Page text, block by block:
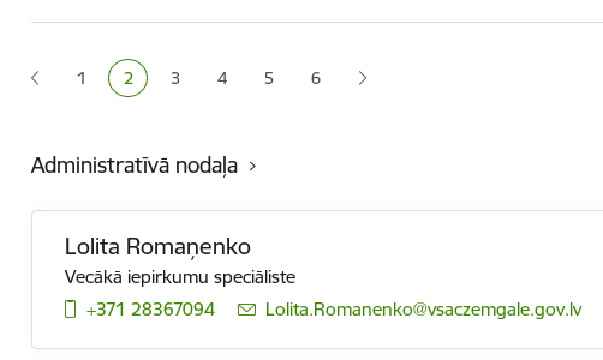
Lapošana
Lapa
1 Pašreizējā lapa
2 Lapa
3 Lapa
4 Lapa
5 6
Administratīvā nodaļa
Lolita Romaņenko
Vecākā iepirkumu speciāliste
+371 28367094
E-pasts:
Lolita.Romanenko@vsaczemgale.gov.lv